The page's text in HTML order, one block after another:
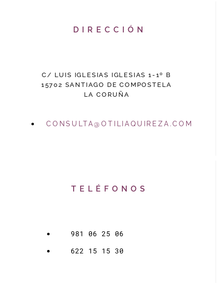
DIRECCIÓN
C/ LUIS IGLESIAS IGLESIAS 1-1º B
15702 SANTIAGO DE COMPOSTELA
LA CORUÑA
CONSULTA@OTILIAQUIREZA.COM
TELÉFONOS
981 06 25 06
622 15 15 30